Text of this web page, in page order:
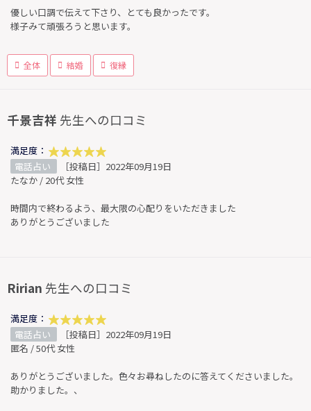
優しい口調で伝えて下さり、とても良かったです。
様子みて頑張ろうと思います。
全体 結婚 復縁
千景吉祥 先生への口コミ
満足度：
電話占い
［投稿日］2022年09月19日
たなか / 20代 女性
時間内で終わるよう、最大限の心配りをいただきました
ありがとうございました
Ririan 先生への口コミ
満足度：
電話占い
［投稿日］2022年09月19日
匿名 / 50代 女性
ありがとうございました。色々お尋ねしたのに答えてくださいました。
助かりました。、